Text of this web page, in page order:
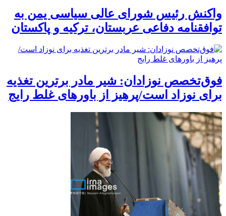
واکنش رئیس شورای عالی سیاسی یمن به
توافقنامه دفاعی عربستان، ترکیه و پاکستان
فوق‌تخصص نوزادان: شیر مادر برترین تغذیه
برای نوزاد است/پرهیز از باورهای غلط رایج